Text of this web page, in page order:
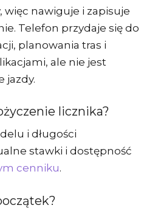
nawiguje i zapisuje
Telefon przydaje się do
planowania tras i
ale nie jest
jazdy.
licznika?
i długości
stawki i dostępność
cenniku.